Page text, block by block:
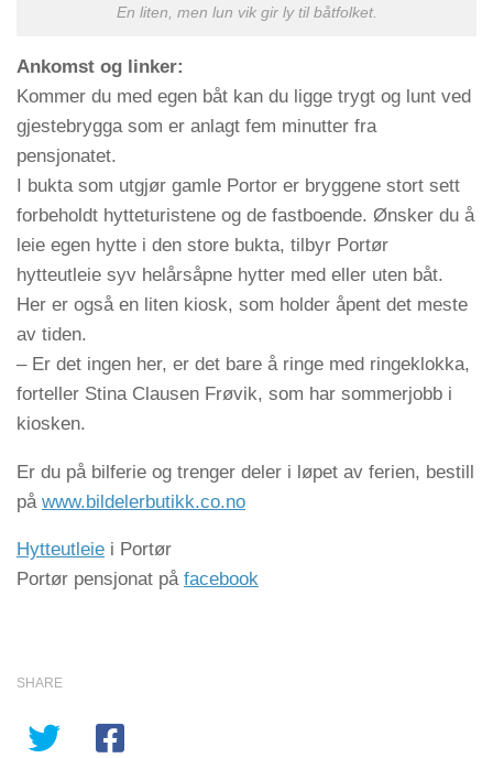
En liten, men lun vik gir ly til båtfolket.
Ankomst og linker:
Kommer du med egen båt kan du ligge trygt og lunt ved
gjestebrygga som er anlagt fem minutter fra
pensjonatet.
I bukta som utgjør gamle Portor er bryggene stort sett
forbeholdt hytteturistene og de fastboende. Ønsker du å
leie egen hytte i den store bukta, tilbyr Portør
hytteutleie syv helårsåpne hytter med eller uten båt.
Her er også en liten kiosk, som holder åpent det meste
av tiden.
– Er det ingen her, er det bare å ringe med ringeklokka,
forteller Stina Clausen Frøvik, som har sommerjobb i
kiosken.
Er du på bilferie og trenger deler i løpet av ferien, bestill
på www.bildelerbutikk.co.no
Hytteutleie i Portør
Portør pensjonat på facebook
SHARE